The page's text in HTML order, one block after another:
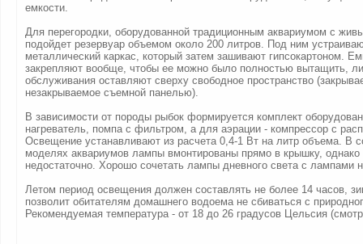
емкости.
Для перегородки, оборудованной традиционным аквариумом с
подойдет резервуар объемом около 200 литров. Под ним
металлический каркас, который затем зашивают гипсокартоном.
закрепляют вообще, чтобы ее можно было полностью вытащить,
обслуживания оставляют сверху свободное пространство
незакрываемое съемной панелью).
В зависимости от породы рыбок формируется комплект
нагреватель, помпа с фильтром, а для аэрации - компрессор с
Освещение устанавливают из расчета 0,4-1 Вт на литр объема. В
моделях аквариумов лампы вмонтированы прямо в крышку, однако
недостаточно. Хорошо сочетать лампы дневного света с лампами
Летом период освещения должен составлять не более 14 часов,
позволит обитателям домашнего водоема не сбиваться с
Рекомендуемая температура - от 18 до 26 градусов Цельсия